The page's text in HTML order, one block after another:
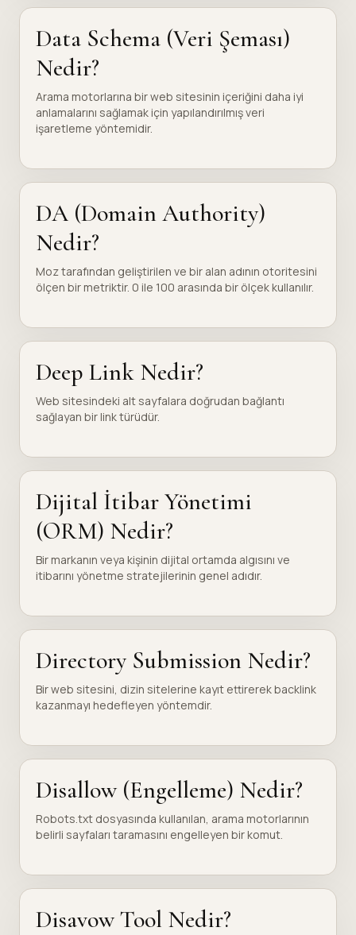
Data Schema (Veri Şeması)
Nedir?
Arama motorlarına bir web sitesinin içeriğini daha iyi
anlamalarını sağlamak için yapılandırılmış veri
işaretleme yöntemidir.
DA (Domain Authority)
Nedir?
Moz tarafından geliştirilen ve bir alan adının otoritesini
ölçen bir metriktir. 0 ile 100 arasında bir ölçek kullanılır.
Deep Link Nedir?
Web sitesindeki alt sayfalara doğrudan bağlantı
sağlayan bir link türüdür.
Dijital İtibar Yönetimi
(ORM) Nedir?
Bir markanın veya kişinin dijital ortamda algısını ve
itibarını yönetme stratejilerinin genel adıdır.
Directory Submission Nedir?
Bir web sitesini, dizin sitelerine kayıt ettirerek backlink
kazanmayı hedefleyen yöntemdir.
Disallow (Engelleme) Nedir?
Robots.txt dosyasında kullanılan, arama motorlarının
belirli sayfaları taramasını engelleyen bir komut.
Disavow Tool Nedir?